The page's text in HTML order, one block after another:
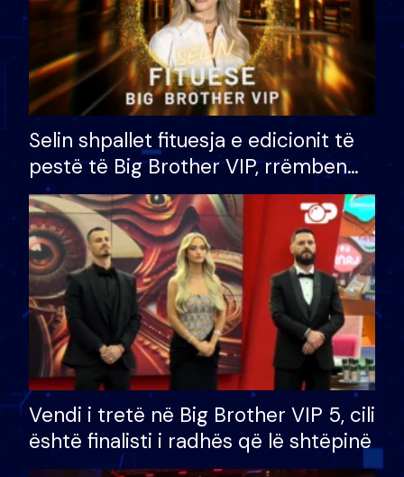
Selin shpallet fituesja e edicionit të
pestë të Big Brother VIP, rrëmben
çmimin e madh prej 100 mijë eurosh
Vendi i tretë në Big Brother VIP 5, cili
është finalisti i radhës që lë shtëpinë